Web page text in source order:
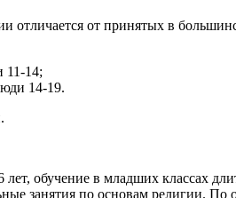
отличается от принятых в
11-14;
14-19.
обучение в младших классах
занятия по основам религии.